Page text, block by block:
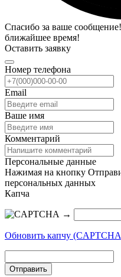
Спасибо за ваше
ближайшее время!
Оставить заявку
Номер телефона
Email
Ваше имя
Комментарий
Персональные данные
Нажимая на кнопку
персональных данных
Капча
→
Обновить капчу
Отправить